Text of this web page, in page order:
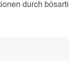
durch